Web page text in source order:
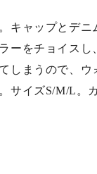
キャップとデニ
ーをチョイスし
しまうので、ウ
サイズS/M/L。